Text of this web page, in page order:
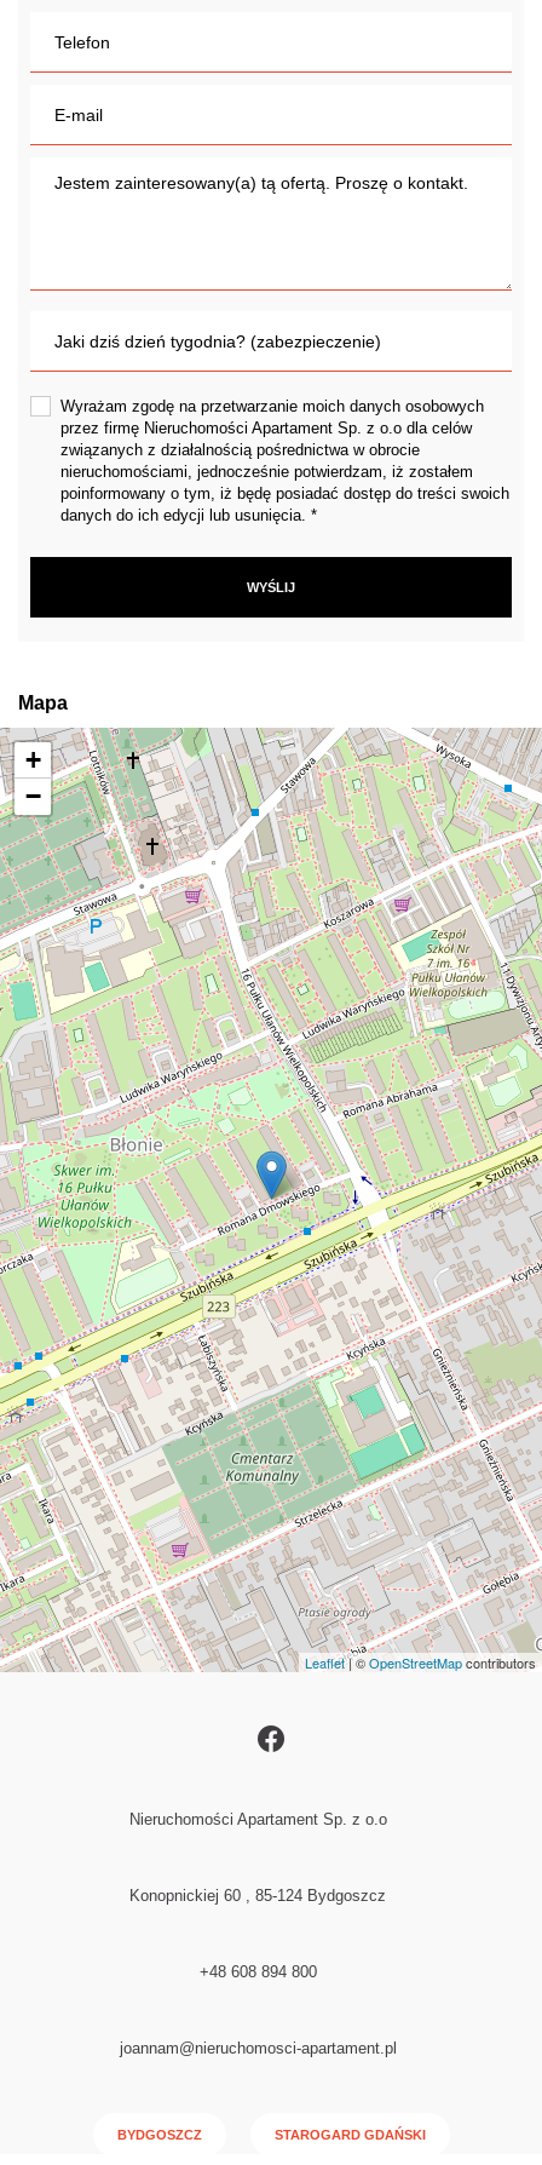
Wyrażam zgodę na przetwarzanie moich danych osobowych
przez firmę Nieruchomości Apartament Sp. z o.o dla celów
związanych z działalnością pośrednictwa w obrocie
nieruchomościami, jednocześnie potwierdzam, iż zostałem
poinformowany o tym, iż będę posiadać dostęp do treści swoich
danych do ich edycji lub usunięcia. *
Mapa
+
−
Leaflet| ©OpenStreetMapcontributors
Nieruchomości Apartament Sp. z o.o
Konopnickiej 60 , 85-124 Bydgoszcz
+48 608 894 800
joannam@nieruchomosci-apartament.pl
BYDGOSZCZ STAROGARD GDAŃSKI